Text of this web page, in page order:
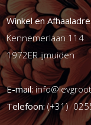
Winkel en
Kennemerlaan 114
1972ER ijmuiden
E-mail:
Telefoon:(+31)